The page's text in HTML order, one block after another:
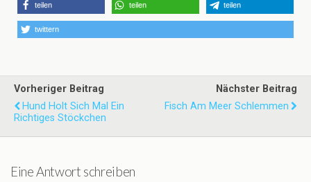
teilen teilen teilen
twittern
Vorheriger Beitrag
Hund Holt Sich Mal Ein
Richtiges Stöckchen
Nächster Beitrag
Fisch Am Meer Schlemmen
Eine Antwort schreiben